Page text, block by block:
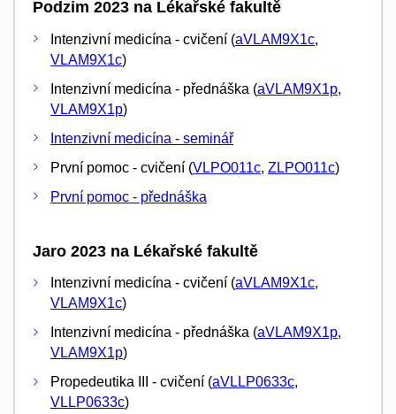
Podzim 2023 na Lékařské fakultě
Intenzivní medicína - cvičení (aVLAM9X1c,
VLAM9X1c)
Intenzivní medicína - přednáška (aVLAM9X1p,
VLAM9X1p)
Intenzivní medicína - seminář
První pomoc - cvičení (VLPO011c, ZLPO011c)
První pomoc - přednáška
Jaro 2023 na Lékařské fakultě
Intenzivní medicína - cvičení (aVLAM9X1c,
VLAM9X1c)
Intenzivní medicína - přednáška (aVLAM9X1p,
VLAM9X1p)
Propedeutika III - cvičení (aVLLP0633c,
VLLP0633c)